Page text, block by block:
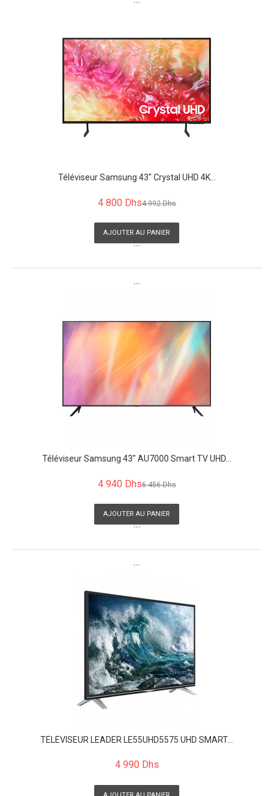
```
Téléviseur Samsung 43" Crystal UHD 4K...
4 800 Dhs4 992 Dhs
AJOUTER AU PANIER
```
```
Téléviseur Samsung 43" AU7000 Smart TV UHD...
4 940 Dhs6 456 Dhs
AJOUTER AU PANIER
```
```
TÉLÉVISEUR LEADER LE55UHD5575 UHD SMART...
4 990 Dhs